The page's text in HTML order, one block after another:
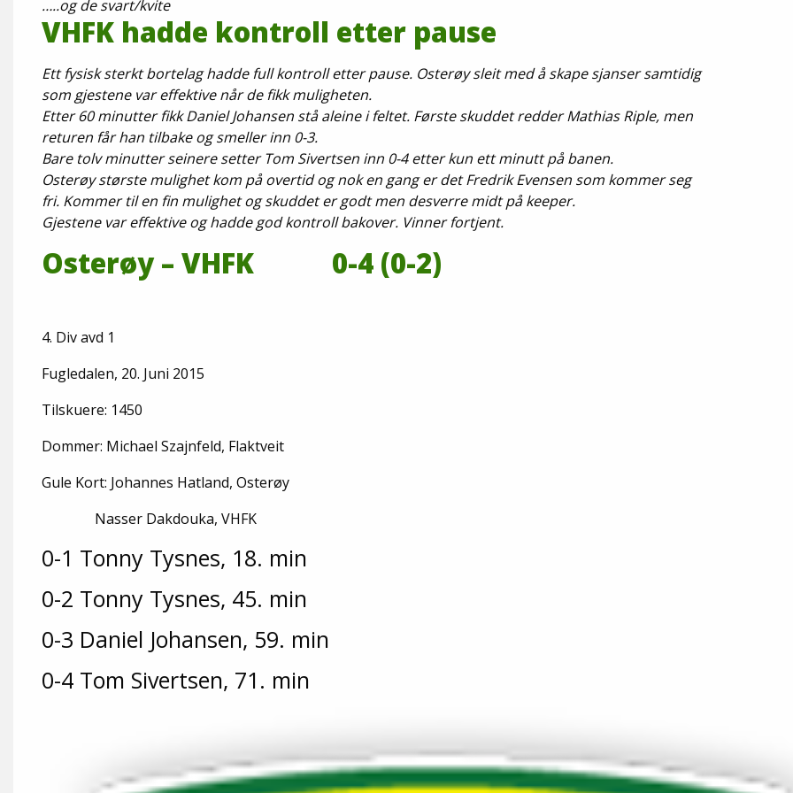
…..og de svart/kvite
VHFK hadde kontroll etter pause
Ett fysisk sterkt bortelag hadde full kontroll etter pause. Osterøy sleit med å skape sjanser samtidig
som gjestene var effektive når de fikk muligheten.
Etter 60 minutter fikk Daniel Johansen stå aleine i feltet. Første skuddet redder Mathias Riple, men
returen får han tilbake og smeller inn 0-3.
Bare tolv minutter seinere setter Tom Sivertsen inn 0-4 etter kun ett minutt på banen.
Osterøy største mulighet kom på overtid og nok en gang er det Fredrik Evensen som kommer seg
fri. Kommer til en fin mulighet og skuddet er godt men desverre midt på keeper.
Gjestene var effektive og hadde god kontroll bakover. Vinner fortjent.
Osterøy – VHFK 0-4 (0-
4. Div avd 1
Fugledalen, 20. Juni 2015
Tilskuere: 1450
Dommer: Michael Szajnfeld, Flaktveit
Gule Kort: Johannes Hatland, Osterøy
Nasser Dakdouka, VHFK
0-1 Tonny Tysnes, 18. min
0-2 Tonny Tysnes, 45. min
0-3 Daniel Johansen, 59. min
0-4 Tom Sivertsen, 71. min